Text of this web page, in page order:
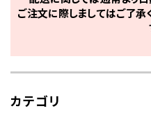
ご注文に際しましてはご了承
カテゴリ